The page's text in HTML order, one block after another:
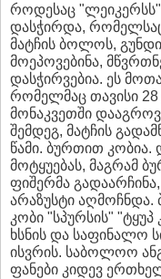
როდესაც
დასჭირდა,
მატჩის ბოლოს,
მოეპოვებინა,
დასჭირვებია. ეს
რომელმაც თავისი
მონაკვეთში
შემდეგ, მატჩის
წამი. ბურთით
მოტყუებას, მაგრამ
ფიშერმა
არაზუსტი
კობი "სპურსის"
ხსნის და საფინალო
ისვრის. საბოლოო
ფანები კიდევ